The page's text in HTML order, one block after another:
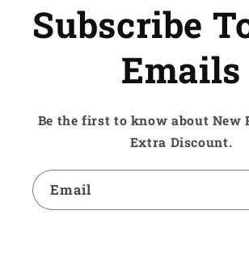
Subscribe
Emails
Be the first to know about New
Extra Discount.
Email